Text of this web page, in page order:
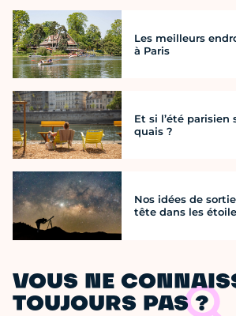
Les meilleurs
à Paris
Et si l’été parisien
quais ?
Nos idées de
tête dans les
VOUS NE
TOUJOURS PAS ?